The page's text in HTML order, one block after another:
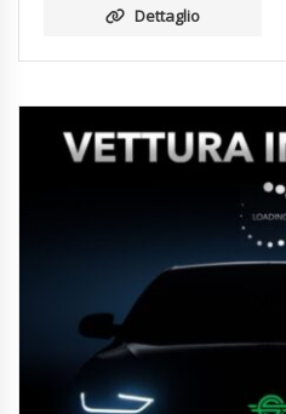
Dettaglio